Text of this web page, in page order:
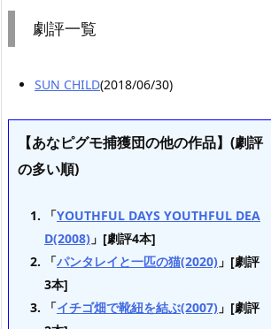
劇評一覧
SUN CHILD(2018/06/30)
【あなピグモ捕獲団の他の作品】(劇評
の多い順)
「YOUTHFUL DAYS YOUTHFUL DEA
D(2008) 」[劇評4本]
「パンタレイと一匹の猫(2020) 」[劇評
3本]
「イチゴ畑で靴紐を結ぶ(2007) 」[劇評